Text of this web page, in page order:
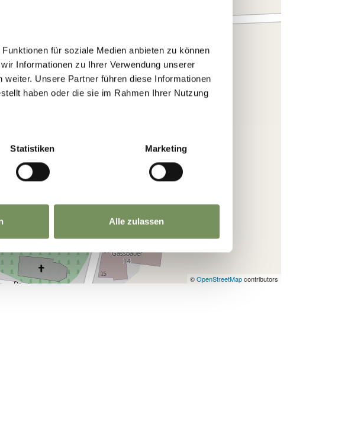
für soziale Medien anbieten zu können
Informationen zu Ihrer Verwendung unserer
Unsere Partner führen diese Informationen
haben oder die sie im Rahmen Ihrer Nutzung
Statistiken Marketing
Alle zulassen
©OpenStreetMapcontributors